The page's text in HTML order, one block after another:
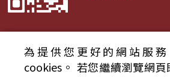
© 2024財團法人中央廣播電
為提供您更好的網站服
cookies。 若您繼續瀏覽網